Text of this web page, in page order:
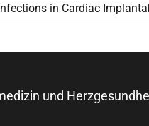
in Cardiac
und